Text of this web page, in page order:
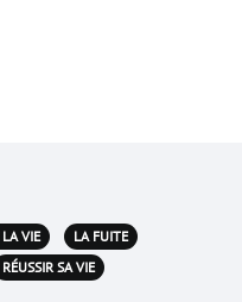
VIE
LA FUITE
RÉUSSIR SA VIE